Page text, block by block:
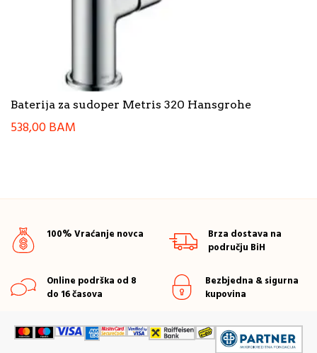
Baterija za sudoper Metris 320 Hansgrohe
538,00BAM
100% Vraćanje novca
Brza dostava na
području BiH
Online podrška od 8
do 16 časova
Bezbjedna & sigurna
kupovina